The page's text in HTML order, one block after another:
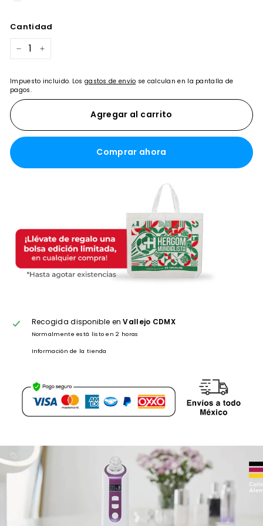
Cantidad
+
Impuesto incluido. Los gastos de envío se calculan en la pantalla de
pagos.
Agregar al carrito
Comprar ahora
Recogida disponible enVallejo CDMX
Normalmente está listo en 2 horas
Información de la tienda